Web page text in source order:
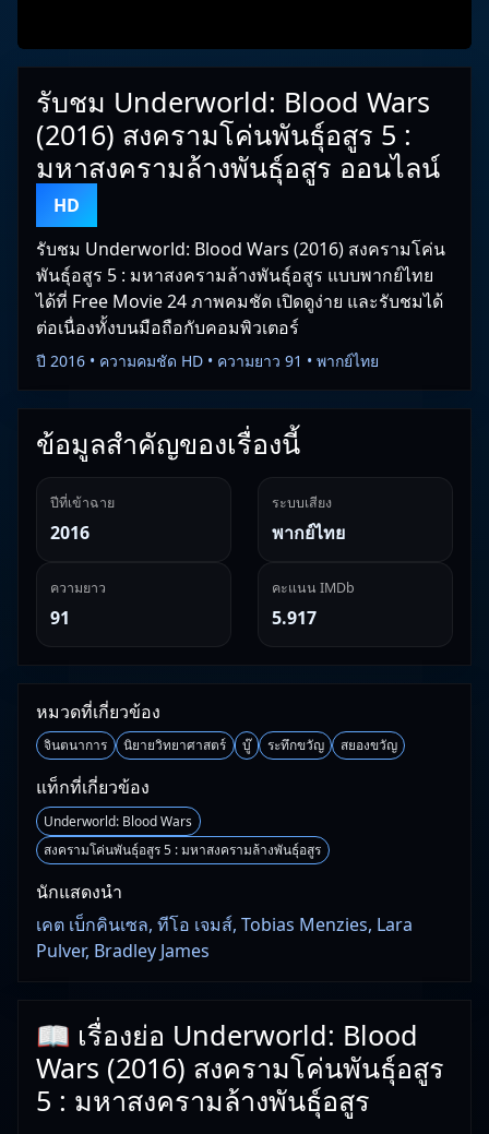
รับชม Underworld: Blood Wars
(2016) สงครามโค่นพันธุ์อสูร 5 :
มหาสงครามล้างพันธุ์อสูร ออนไลน์
HD
รับชม Underworld: Blood Wars (2016) สงครามโค่น
พันธุ์อสูร 5 : มหาสงครามล้างพันธุ์อสูร แบบพากย์ไทย
ได้ที่ Free Movie 24 ภาพคมชัด เปิดดูง่าย และรับชมได้
ต่อเนื่องทั้งบนมือถือกับคอมพิวเตอร์
ปี 2016 • ความคมชัด HD • ความยาว 91 • พากย์ไทย
ข้อมูลสำคัญของเรื่องนี้
ปีที่เข้าฉาย
2016
ระบบเสียง
พากย์ไทย
ความยาว
91
คะแนน IMDb
5.917
หมวดที่เกี่ยวข้อง
จินตนาการ นิยายวิทยาศาสตร์ บู๊ ระทึกขวัญ สยองขวัญ
แท็กที่เกี่ยวข้อง
Underworld: Blood Wars
สงครามโค่นพันธุ์อสูร 5 : มหาสงครามล้างพันธุ์อสูร
นักแสดงนำ
เคต เบ็กคินเซล, ทีโอ เจมส์, Tobias Menzies, Lara
Pulver, Bradley James
📖 เรื่องย่อ Underworld: Blood
Wars (2016) สงครามโค่นพันธุ์อสูร
5 : มหาสงครามล้างพันธุ์อสูร